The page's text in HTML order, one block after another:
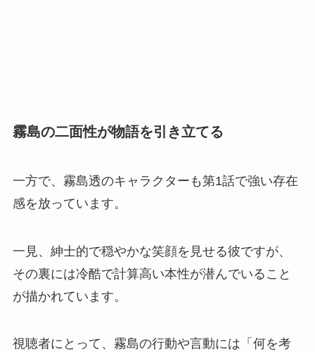
霧島の二面性が物語を引き立てる
一方で、霧島透のキャラクターも第1話で強い存在
感を放っています。
一見、紳士的で穏やかな笑顔を見せる彼ですが、
その裏には冷酷で計算高い本性が潜んでいること
が描かれています。
視聴者にとって、霧島の行動や言動には「何を考